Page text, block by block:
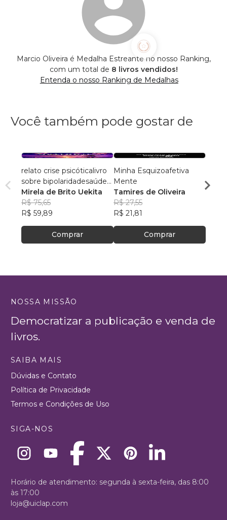
Marcio Oliveira é Medalha Estreante no nosso Ranking,
com um total de 8 livros vendidos!
Entenda o nosso Ranking de Medalhas
Você também pode gostar de
relato crise psicóticalivro
sobre bipolaridadesaúde
mental livroespiritualidade
e bipolaridadelivro
intensidade
emocionalsuperação crise
psíquicaromance saúde
mental
Mirela de Brito Uekita
R$ 75,65
R$ 59,89
Comprar
Minha Esquizoafetiva
Mente
Tamires de Oliveira
R$ 27,55
R$ 21,81
Comprar
NOSSA MISSÃO
Democratizar a publicação e venda de
livros.
SAIBA MAIS
Dúvidas e Contato
Política de Privacidade
Termos e Condições de Uso
SIGA-NOS
Horário de atendimento: segunda à sexta-feira, das 8:00
às 17:00
loja@uiclap.com